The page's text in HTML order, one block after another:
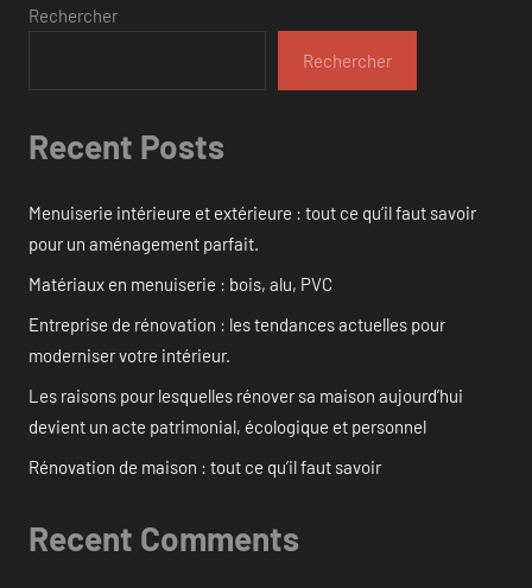
Rechercher
Rechercher
Recent Posts
Menuiserie intérieure et extérieure : tout ce qu’il faut savoir
pour un aménagement parfait.
Matériaux en menuiserie : bois, alu, PVC
Entreprise de rénovation : les tendances actuelles pour
moderniser votre intérieur.
Les raisons pour lesquelles rénover sa maison aujourd’hui
devient un acte patrimonial, écologique et personnel
Rénovation de maison : tout ce qu’il faut savoir
Recent Comments